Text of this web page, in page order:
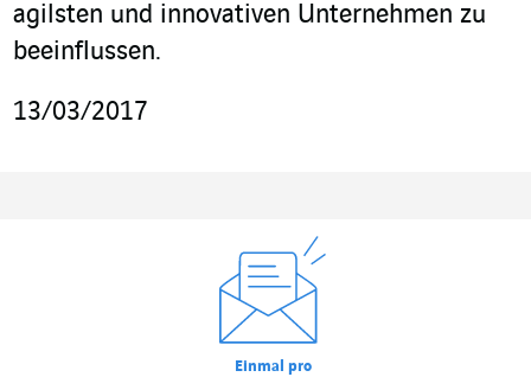
agilsten und innovativen Unternehmen zu
beeinflussen.
13/03/2017
Einmal pro